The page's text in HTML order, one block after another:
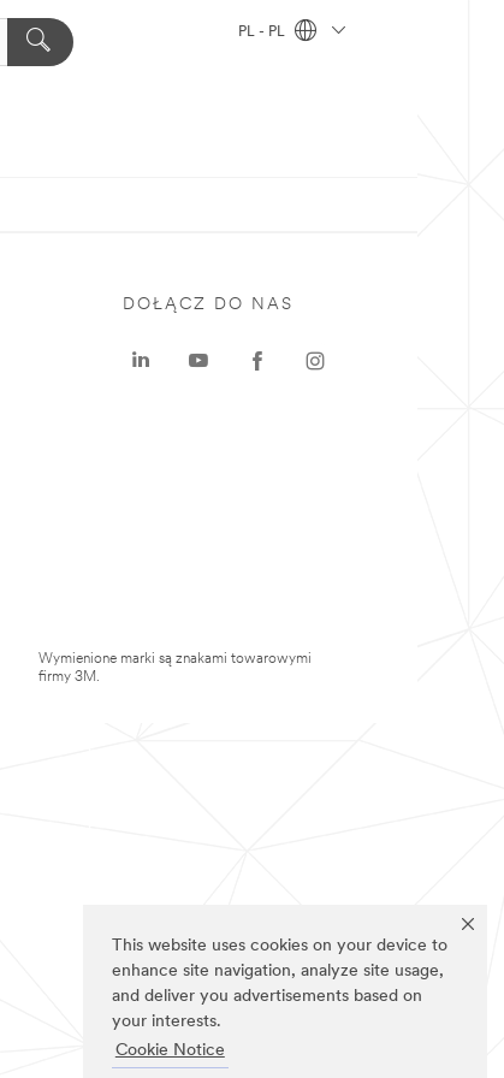
This website uses cookies on your device to
enhance site navigation, analyze site usage,
and deliver you advertisements based on
your interests.
Cookie Notice
PL - PL
DOŁĄCZ DO NAS
Wymienione marki są znakami towarowymi
firmy 3M.